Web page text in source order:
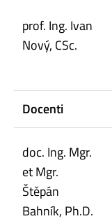
prof. Ing. Ivan
Nový, CSc.
Docenti
doc. Ing. Mgr.
et Mgr.
Štěpán
Bahník, Ph.D.